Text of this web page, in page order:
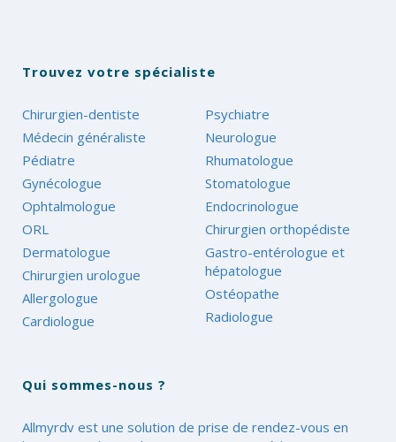
Trouvez votre spécialiste
Chirurgien-dentiste
Médecin généraliste
Pédiatre
Gynécologue
Ophtalmologue
ORL
Dermatologue
Chirurgien urologue
Allergologue
Cardiologue
Psychiatre
Neurologue
Rhumatologue
Stomatologue
Endocrinologue
Chirurgien orthopédiste
Gastro-entérologue et
hépatologue
Ostéopathe
Radiologue
Qui sommes-nous ?
Allmyrdv est une solution de prise de rendez-vous en